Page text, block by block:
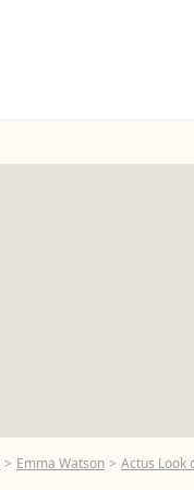
Emma Watson Actus Look